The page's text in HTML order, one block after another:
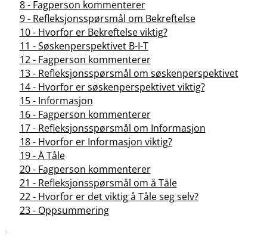
8 - Fagperson kommenterer
9 - Refleksjonsspørsmål om Bekreftelse
10 - Hvorfor er Bekreftelse viktig?
11 - Søskenperspektivet B-I-T
12 - Fagperson kommenterer
13 - Refleksjonsspørsmål om søskenperspektivet
14 - Hvorfor er søskenperspektivet viktig?
15 - Informasjon
16 - Fagperson kommenterer
17 - Refleksjonsspørsmål om Informasjon
18 - Hvorfor er Informasjon viktig?
19 - Å Tåle
20 - Fagperson kommenterer
21 - Refleksjonsspørsmål om å Tåle
22 - Hvorfor er det viktig å Tåle seg selv?
23 - Oppsummering